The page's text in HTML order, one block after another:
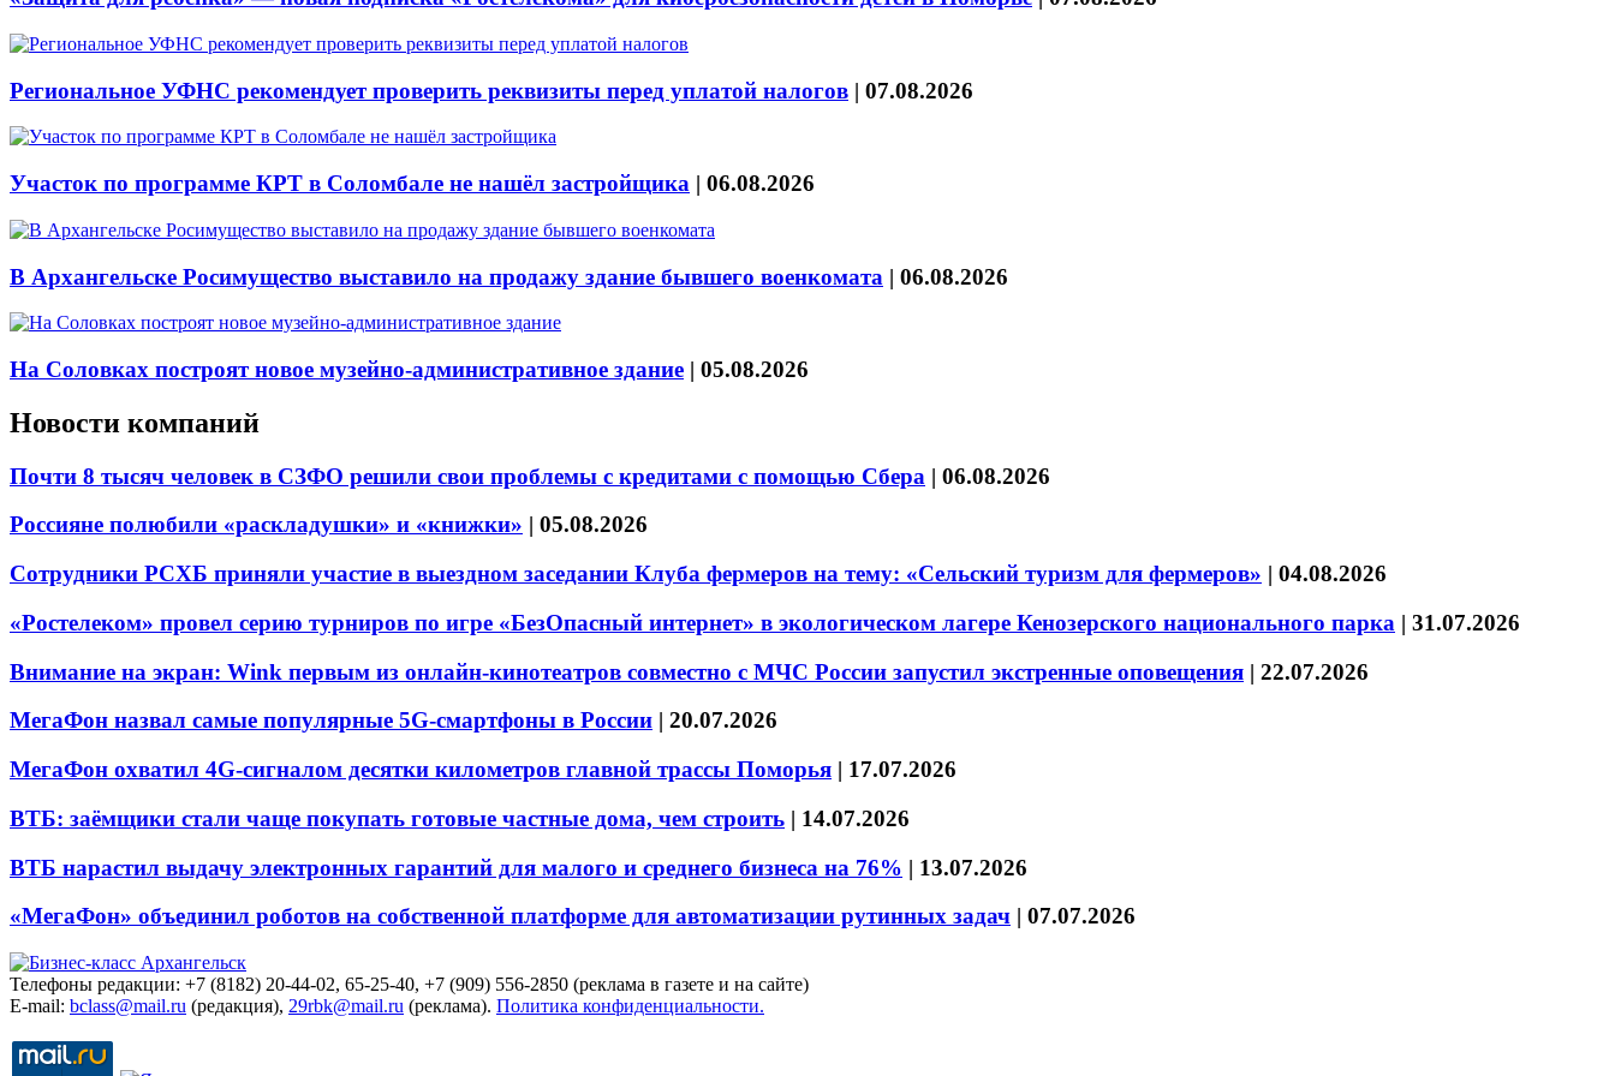
Региональное УФНС рекомендует проверить реквизиты перед уплатой налогов | 07.08.2026
Участок по программе КРТ в Соломбале не нашёл застройщика | 06.08.2026
В Архангельске Росимущество выставило на продажу здание бывшего военкомата | 06.08.2026
На Соловках построят новое музейно-административное здание | 05.08.2026
Новости компаний
Почти 8 тысяч человек в СЗФО решили свои проблемы с кредитами с помощью Сбера | 06.08.2026
Россияне полюбили «раскладушки» и «книжки» | 05.08.2026
Сотрудники РСХБ приняли участие в выездном заседании Клуба фермеров на тему: «Сельский туризм для фермеров» | 04.08.2026
«Ростелеком» провел серию турниров по игре «БезОпасный интернет» в экологическом лагере Кенозерского национального парка | 31.07.2026
Внимание на экран: Wink первым из онлайн-кинотеатров совместно с МЧС России запустил экстренные оповещения | 22.07.2026
МегаФон назвал самые популярные 5G-смартфоны в России | 20.07.2026
МегаФон охватил 4G-сигналом десятки километров главной трассы Поморья | 17.07.2026
ВТБ: заёмщики стали чаще покупать готовые частные дома, чем строить | 14.07.2026
ВТБ нарастил выдачу электронных гарантий для малого и среднего бизнеса на 76% | 13.07.2026
«МегаФон» объединил роботов на собственной платформе для автоматизации рутинных задач | 07.07.2026
Телефоны редакции: +7 (8182) 20-44-02, 65-25-40, +7 (909) 556-2850 (реклама в газете и на сайте)
E-mail: bclass@mail.ru (редакция), 29rbk@mail.ru (реклама). Политика конфиденциальности.